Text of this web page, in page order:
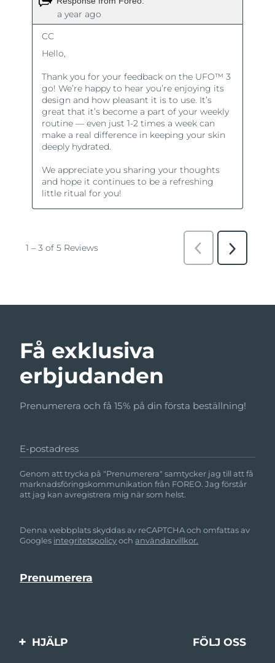
Få exklusiva
erbjudanden
Prenumerera och få 15% på din första beställning!
E-postadress
Genom att trycka på "Prenumerera" samtycker jag till att få
marknadsföringskommunikation från FOREO. Jag förstår
att jag kan avregistrera mig när som helst.
Denna webbplats skyddas av reCAPTCHA och omfattas av
Googles integritetspolicyochanvändarvillkor.
HJÄLP FÖLJ OSS